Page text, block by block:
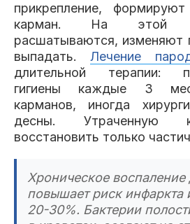
прикрепление,
карман. На этой
расшатываются, изменяют
выпадать.Лечение
длительной терапии:
гигиены каждые 3
карманов, иногда
десны. Утраченную
восстановить только
Хроническое воспаление
повышает риск инфаркта
20-30%. Бактерии